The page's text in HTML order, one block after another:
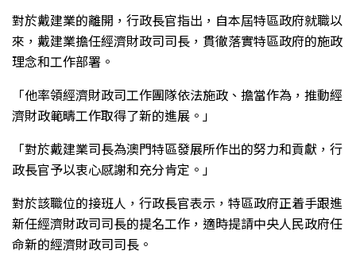
對於戴建業的離開，行政長官指出，自本屆特區政府就職以
來，戴建業擔任經濟財政司司長，貫徹落實特區政府的施政
理念和工作部署。
「他率領經濟財政司工作團隊依法施政、擔當作為，推動經
濟財政範疇工作取得了新的進展。」
「對於戴建業司長為澳門特區發展所作出的努力和貢獻，行
政長官予以衷心感謝和充分肯定。」
對於該職位的接班人，行政長官表示，特區政府正着手跟進
新任經濟財政司司長的提名工作，適時提請中央人民政府任
命新的經濟財政司司長。